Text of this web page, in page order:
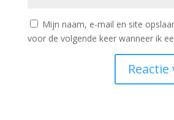
Mijn naam, e-mail en site
voor de volgende keer wanneer ik